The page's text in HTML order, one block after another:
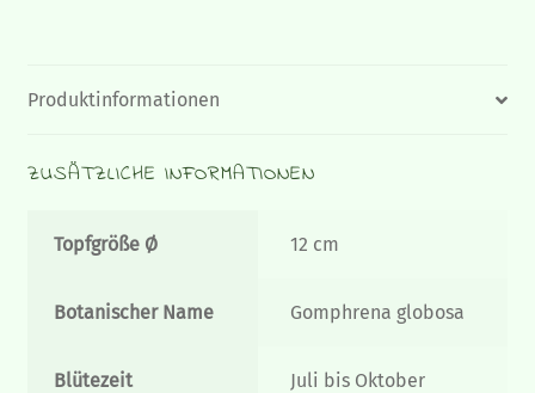
Produktinformationen
ZUSÄTZLICHE INFORMATIONEN
Topfgröße Ø 12 cm
Botanischer Name Gomphrena globosa
Blütezeit Juli bis Oktober